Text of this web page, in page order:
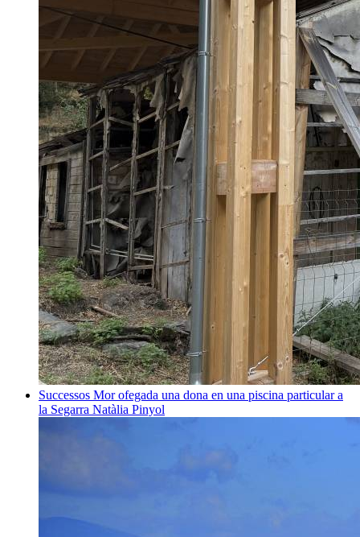
Successos Mor ofegada una dona en una piscina particular a
la Segarra Natàlia Pinyol